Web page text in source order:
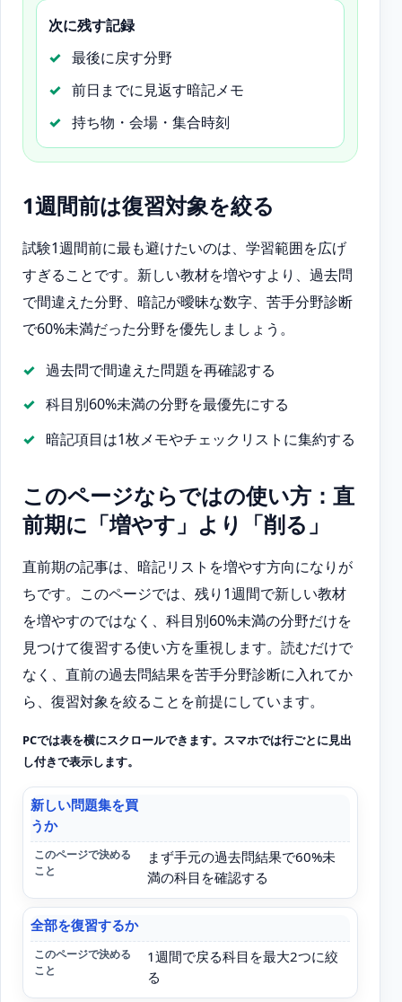
次に残す記録
最後に戻す分野
前日までに見返す暗記メモ
持ち物・会場・集合時刻
1週間前は復習対象を絞る
試験1週間前に最も避けたいのは、学習範囲を広げ
すぎることです。新しい教材を増やすより、過去問
で間違えた分野、暗記が曖昧な数字、苦手分野診断
で60%未満だった分野を優先しましょう。
過去問で間違えた問題を再確認する
科目別60%未満の分野を最優先にする
暗記項目は1枚メモやチェックリストに集約する
このページならではの使い方：直
前期に「増やす」より「削る」
直前期の記事は、暗記リストを増やす方向になりが
ちです。このページでは、残り1週間で新しい教材
を増やすのではなく、科目別60%未満の分野だけを
見つけて復習する使い方を重視します。読むだけで
なく、直前の過去問結果を苦手分野診断に入れてか
ら、復習対象を絞ることを前提にしています。
PCでは表を横にスクロールできます。スマホでは行ごとに見出
し付きで表示します。
直前期に迷うこと
このページで決めること
新しい問題集を買
うか
まず手元の過去問結果で60%未
満の科目を確認する
全部を復習するか
1週間で戻る科目を最大2つに絞
る